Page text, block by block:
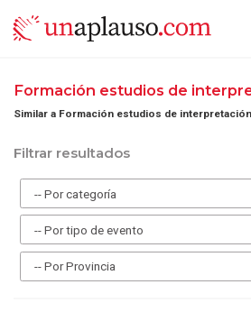
Formación estudios de
Similar a Formación estudios de
Filtrar resultados